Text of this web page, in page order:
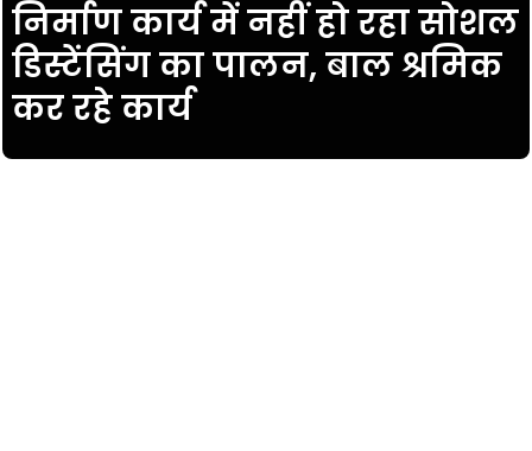
निर्माण कार्य में नहीं हो रहा सोशल
डिस्टेंसिंग का पालन, बाल श्रमिक
कर रहे कार्य